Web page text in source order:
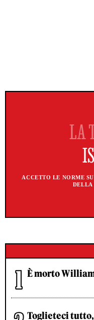
ACCETTO LE NORME
DELLA
È morto
Toglieteci